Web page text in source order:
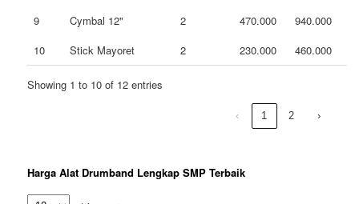
9 Cymbal 12" 2 470.000
940.000
10
Stick Mayoret 2 230.000 460.000
Showing 1 to 10 of 12 entries
‹ 1 2 ›
Harga Alat Drumband Lengkap SMP Terbaik